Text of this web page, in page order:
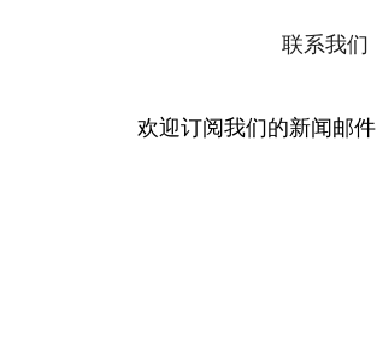
联系我们
欢迎订阅我们的新闻邮件